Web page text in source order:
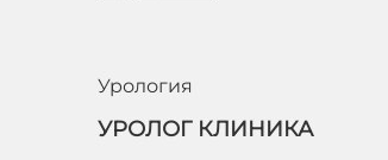
Урология
УРОЛОГ КЛИНИКА